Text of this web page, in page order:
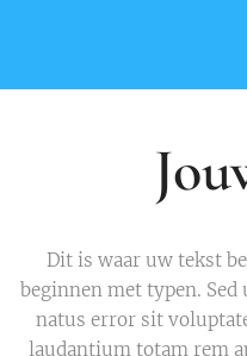
Dit is waar uw tekst
beginnen met typen.
natus error sit
laudantium totam rem